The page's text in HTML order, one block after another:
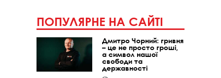
ПОПУЛЯРНЕ НА САЙТІ
Дмитро Чорний: гривня
– це не просто гроші,
а символ нашої
свободи та
державності